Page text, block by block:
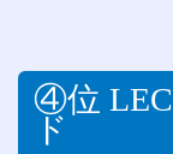
④位 LEC
ド